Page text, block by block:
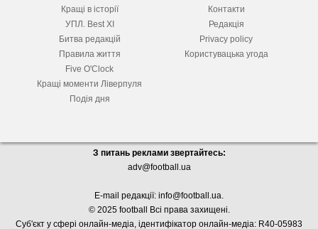
Кращі в історії
УПЛ. Best XІ
Битва редакцій
Правила життя
Five O'Clock
Кращі моменти Ліверпуля
Подія дня
Контакти
Редакція
Privacy policy
Користувацька угода
З питань реклами звертайтесь:
adv@football.ua
E-mail редакції: info@football.ua.
© 2025 football Всі права захищені.
Суб'єкт у сфері онлайн-медіа, ідентифікатор онлайн-медіа: R40-05983